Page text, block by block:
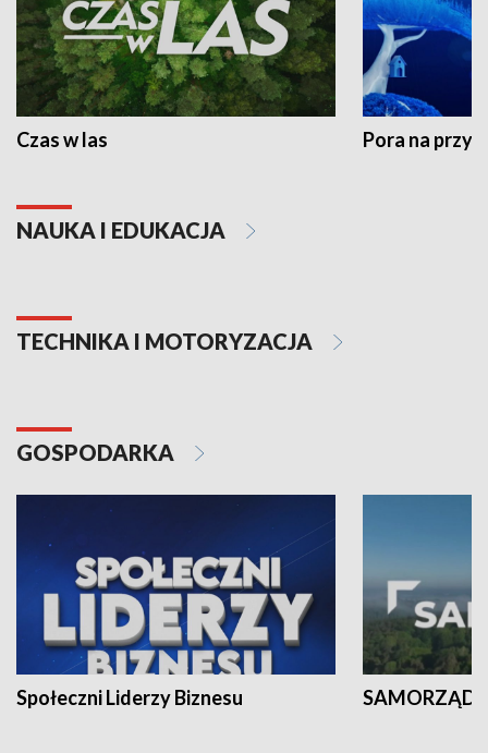
Czas w las Pora na
NAUKA I EDUKACJA
TECHNIKA I MOTORYZACJA
GOSPODARKA
Społeczni Liderzy Biznesu SAMORZĄD